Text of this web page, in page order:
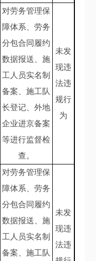
对劳务管理保
障体系、劳务
分包合同履约
数据报送、施
工人员实名制
备案、施工队
长登记、外地
企业进京备案
等进行监督检
查。
未发
现违
法违
规行
为
对劳务管理保
障体系、劳务
分包合同履约
数据报送、施
工人员实名制
备案、施工队
未发
现违
法违